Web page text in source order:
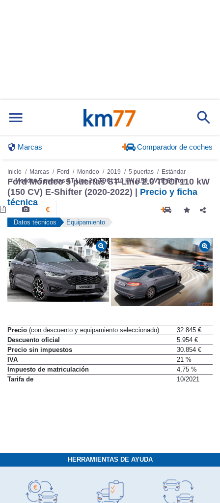
Marcas Comparador de coches
Inicio Marcas Ford Mondeo 2019 5 puertas
Estándar
Mondeo 5 puertas ST-Line 2.0 TDCi 110 kW (150 CV) E-Shifter
Ford Mondeo 5 puertas ST-Line 2.0 TDCi 110 kW
(150 CV) E-Shifter (2020-2022) | Precio y ficha
técnica
Datos técnicos Equipamiento
Precio (con descuento y equipamiento seleccionado)
32.845 €
Descuento oficial
5.954 €
Precio sin impuestos
30.854 €
IVA
21 %
Impuesto de matriculación
4,75 %
Tarifa de
10/2021
HERRAMIENTAS DE AYUDA